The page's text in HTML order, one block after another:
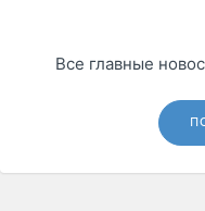
Все главные